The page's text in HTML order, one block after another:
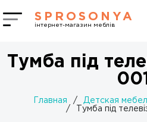
SPROSONYA
інтернет-магазин меблів
Тумба під
001
Главная / Детская
/
Тумба під